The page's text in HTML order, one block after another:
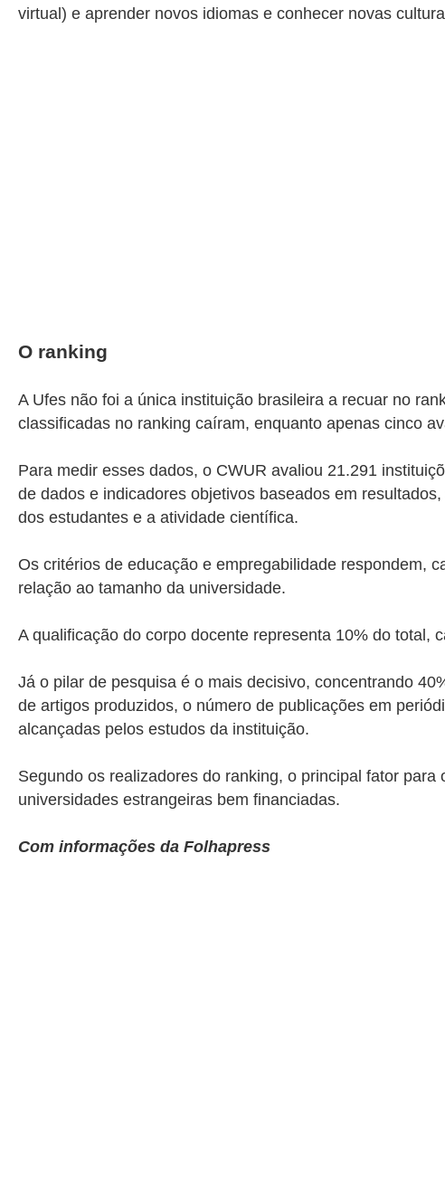
virtual) e aprender novos idiomas e conhecer novas
O ranking
A Ufes não foi a única instituição brasileira a recuar no
classificadas no ranking caíram, enquanto apenas cinco
Para medir esses dados, o CWUR avaliou 21.291
de dados e indicadores objetivos baseados em
dos estudantes e a atividade científica.
Os critérios de educação e empregabilidade respondem,
relação ao tamanho da universidade.
A qualificação do corpo docente representa 10% do total,
Já o pilar de pesquisa é o mais decisivo, concentrando
de artigos produzidos, o número de publicações em
alcançadas pelos estudos da instituição.
Segundo os realizadores do ranking, o principal fator
universidades estrangeiras bem financiadas.
Com informações da Folhapress